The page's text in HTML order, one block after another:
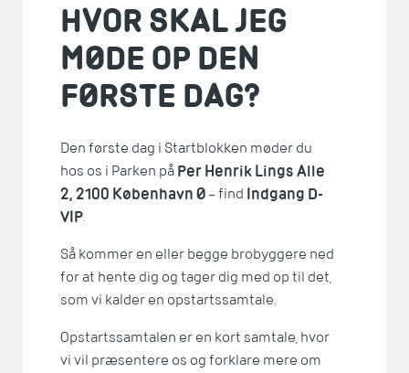
HVOR SKAL JEG
MØDE OP DEN
FØRSTE DAG?
Den første dag i Startblokken møder du
hos os i Parken påPer Henrik Lings Alle
2, 2100 København Ø– find Indgang D-
VIP.
Så kommer en eller begge brobyggere ned
for at hente dig og tager dig med op til det,
som vi kalder en opstartssamtale.
Opstartssamtalen er en kort samtale, hvor
vi vil præsentere os og forklare mere om